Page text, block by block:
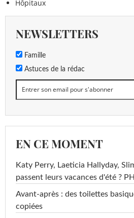
Hôpitaux
NEWSLETTERS
Famille
Astuces de la rédac
EN CE MOMENT
Katy Perry, Laeticia Hallyday,
passent leurs vacances d'été ?
Avant-après : des toilettes
copiées